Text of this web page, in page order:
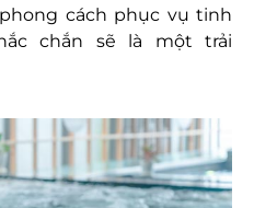
cách phục vụ tinh
chắn sẽ là một trải